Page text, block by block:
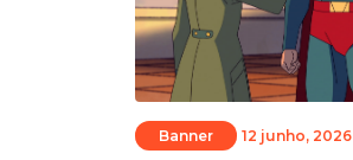
Banner 12 junho, 2026